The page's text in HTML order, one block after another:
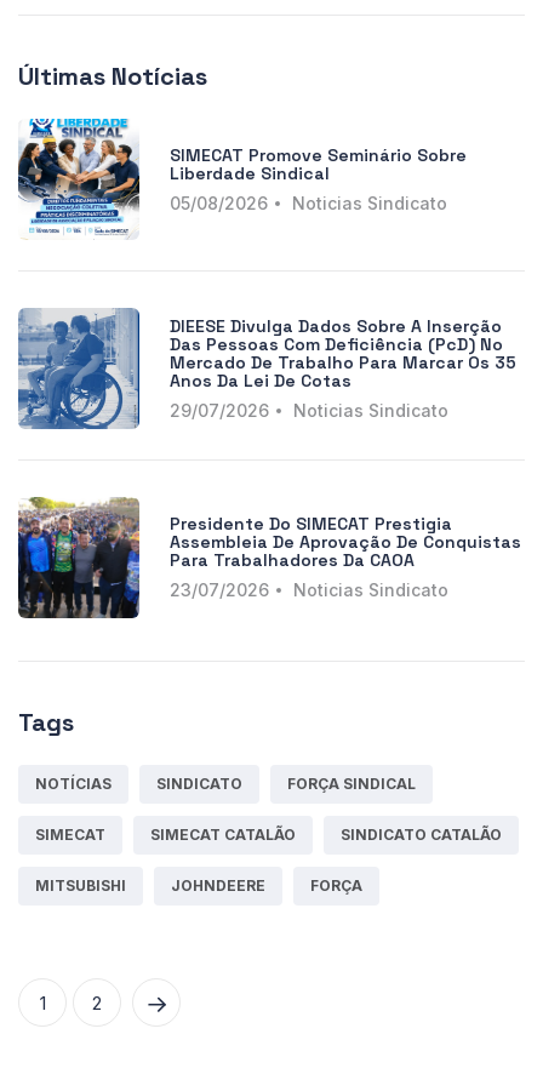
Últimas Notícias
SIMECAT Promove Seminário Sobre
Liberdade Sindical
05/08/2026 Noticias Sindicato
DIEESE Divulga Dados Sobre A Inserção
Das Pessoas Com Deficiência (PcD) No
Mercado De Trabalho Para Marcar Os 35
Anos Da Lei De Cotas
29/07/2026 Noticias Sindicato
Presidente Do SIMECAT Prestigia
Assembleia De Aprovação De Conquistas
Para Trabalhadores Da CAOA
23/07/2026 Noticias Sindicato
Tags
NOTÍCIAS SINDICATO FORÇA SINDICAL
SIMECAT SIMECAT CATALÃO SINDICATO CATALÃO
MITSUBISHI JOHNDEERE FORÇA
1 2